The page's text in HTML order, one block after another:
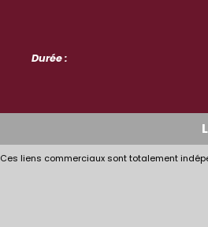
Durée :
Ces liens commerciaux sont totalement